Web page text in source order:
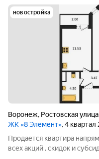
новостройка
Воронеж, Ростовская улица
ЖК «8 Элемент», 4 квартал
Продается квартира
всех акций , скидок и